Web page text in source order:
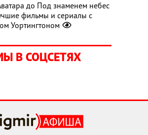
до Под знаменем небес
фильмы и сериалы с
Уортингтоном
В СОЦСЕТЯХ